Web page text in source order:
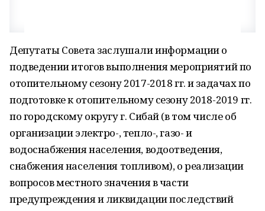
Депутаты Совета заслушали информации о
подведении итогов выполнения мероприятий по
отопительному сезону 2017-2018 гг. и задачах по
подготовке к отопительному сезону 2018-2019 гг.
по городскому округу г. Сибай (в том числе об
организации электро-, тепло-, газо- и
водоснабжения населения, водоотведения,
снабжения населения топливом), о реализации
вопросов ме­стного значения в части
предупреждения и ликвидации последствий